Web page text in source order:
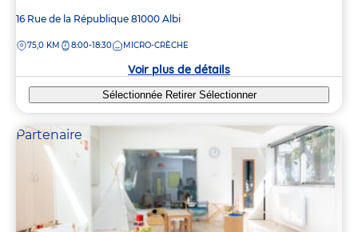
Adresse
la
16 Rue de la République 81000 Albi
DISTANCE
75,0 KM 8:00-18:30 MICRO-CRÈCHE
Voir plus de détails
Sélectionnée Retirer Sélectionner
Partenaire